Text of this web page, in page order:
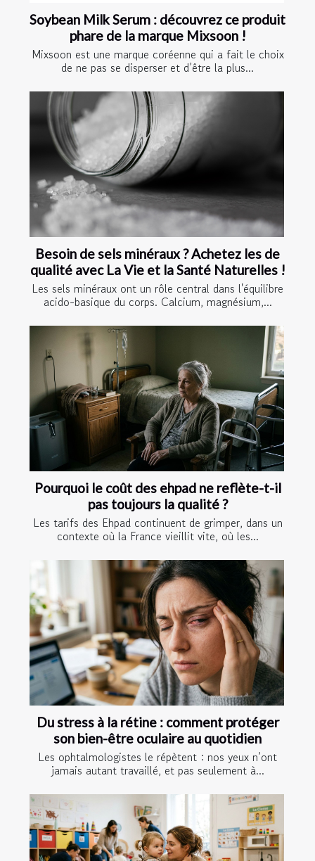
Soybean Milk Serum : découvrez ce produit
phare de la marque Mixsoon !
Mixsoon est une marque coréenne qui a fait le choix
de ne pas se disperser et d’être la plus...
Besoin de sels minéraux ? Achetez les de
qualité avec La Vie et la Santé Naturelles !
Les sels minéraux ont un rôle central dans l'équilibre
acido-basique du corps. Calcium, magnésium,...
Pourquoi le coût des ehpad ne reflète-t-il
pas toujours la qualité ?
Les tarifs des Ehpad continuent de grimper, dans un
contexte où la France vieillit vite, où les...
Du stress à la rétine : comment protéger
son bien-être oculaire au quotidien
Les ophtalmologistes le répètent : nos yeux n’ont
jamais autant travaillé, et pas seulement à...